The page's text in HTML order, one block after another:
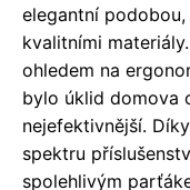
elegantní
kvalitními
ohledem na
bylo úklid domova
nejefektivnější.
spektru
spolehlivým